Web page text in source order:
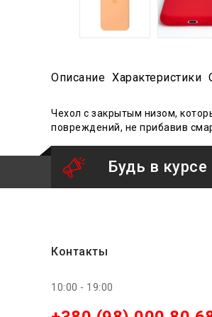
Описание Характеристики
Чехол с закрытым низом,
повреждений, не прибавив
Будь в
Контакты
10:00 - 19:00